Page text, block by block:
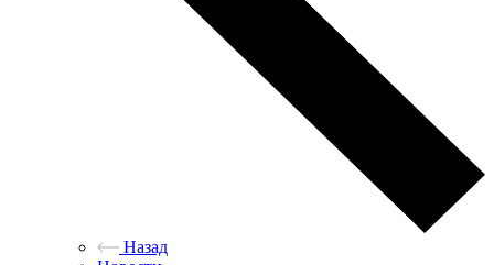
Назад